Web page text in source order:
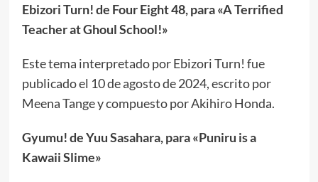
Ebizori Turn! de Four Eight 48, para «A Terrified
Teacher at Ghoul School!»
Este tema interpretado por Ebizori Turn! fue
publicado el 10 de agosto de 2024, escrito por
Meena Tange y compuesto por Akihiro Honda.
Gyumu! de Yuu Sasahara, para «Puniru is a
Kawaii Slime»